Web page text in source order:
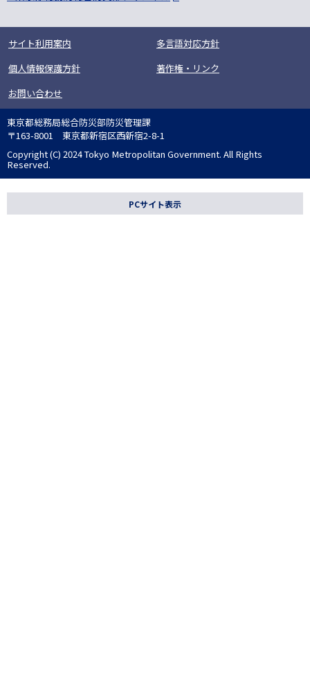
サイト利用案内
多言語対応方針
個人情報保護方針
著作権・リンク
お問い合わせ
東京都総務局総合防災部防災管理課
〒163-8001 東京都新宿区西新宿2-8-1
Copyright (C) 2024 Tokyo Metropolitan Government. All Rights
Reserved.
PCサイト表示